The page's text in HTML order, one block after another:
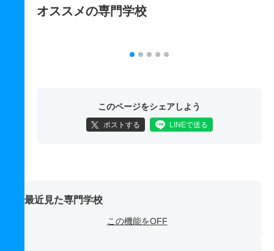
オススメの専門学校
このページをシェアしよう
ポストする LINEで送る
最近見た専門学校
この機能をOFF